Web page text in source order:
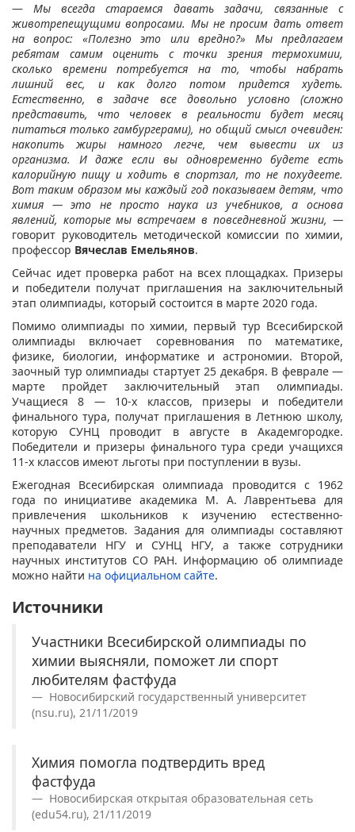
—Мы всегда стараемся давать задачи, связанные с
животрепещущими вопросами. Мы не просим дать ответ
на вопрос: «Полезно это или вредно?» Мы предлагаем
ребятам самим оценить с точки зрения термохимии,
сколько времени потребуется на то, чтобы набрать
лишний вес, и как долго потом придется худеть.
Естественно, в задаче все довольно условно (сложно
представить, что человек в реальности будет месяц
питаться только гамбургерами), но общий смысл очевиден:
накопить жиры намного легче, чем вывести их из
организма. И даже если вы одновременно будете есть
калорийную пищу и ходить в спортзал, то не похудеете.
Вот таким образом мы каждый год показываем детям, что
химия — это не просто наука из учебников, а основа
явлений, которые мы встречаем в повседневной жизни, —
говорит руководитель методической комиссии по химии,
профессор Вячеслав Емельянов.
Сейчас идет проверка работ на всех площадках. Призеры
и победители получат приглашения на заключительный
этап олимпиады, который состоится в марте 2020 года.
Помимо олимпиады по химии, первый тур Всесибирской
олимпиады включает соревнования по математике,
физике, биологии, информатике и астрономии. Второй,
заочный тур олимпиады стартует 25 декабря. В феврале —
марте пройдет заключительный этап олимпиады.
Учащиеся 8 — 10-х классов, призеры и победители
финального тура, получат приглашения в Летнюю школу,
которую СУНЦ проводит в августе в Академгородке.
Победители и призеры финального тура среди учащихся
11-х классов имеют льготы при поступлении в вузы.
Ежегодная Всесибирская олимпиада проводится с 1962
года по инициативе академика М. А. Лаврентьева для
привлечения школьников к изучению естественно-
научных предметов. Задания для олимпиады составляют
преподаватели НГУ и СУНЦ НГУ, а также сотрудники
научных институтов СО РАН. Информацию об олимпиаде
можно найти на официальном сайте.
Источники
Участники Всесибирской олимпиады по
химии выясняли, поможет ли спорт
любителям фастфуда
Новосибирский государственный университет
(nsu.ru), 21/11/2019
Химия помогла подтвердить вред
фастфуда
Новосибирская открытая образовательная сеть
(edu54.ru), 21/11/2019